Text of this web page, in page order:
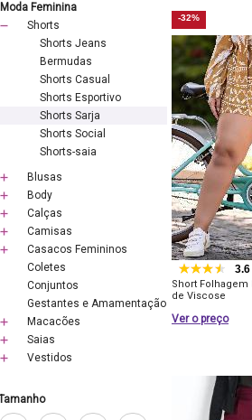
Moda Feminina
Shorts
Shorts Jeans
Bermudas
Shorts Casual
Shorts Esportivo
Shorts Sarja
Shorts Social
Shorts-saia
Blusas
Body
Calças
Camisas
Casacos Femininos
Coletes
Conjuntos
Gestantes e Amamentação
Macacões
Saias
Vestidos
-32%
3.6
Short Folhagem
de Viscose
Ver o preço